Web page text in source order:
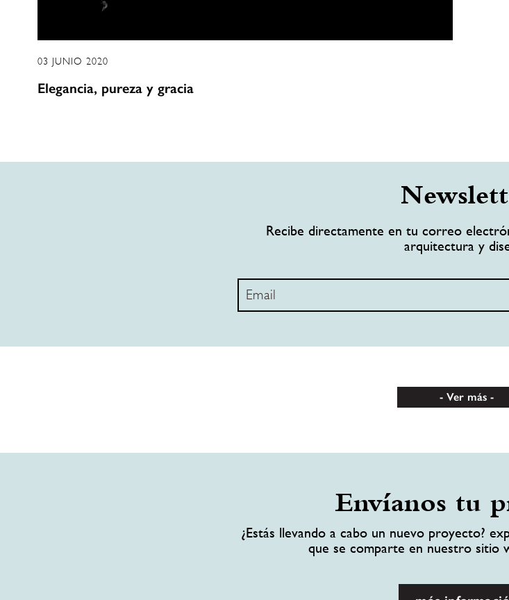
03 JUNIO 2020
Elegancia, pureza y gracia
Recibe directamente en tu correo
arquitectura y
Ver más
Envíanos tu
¿Estás llevando a cabo un nuevo proyecto?
que se comparte en nuestro sitio